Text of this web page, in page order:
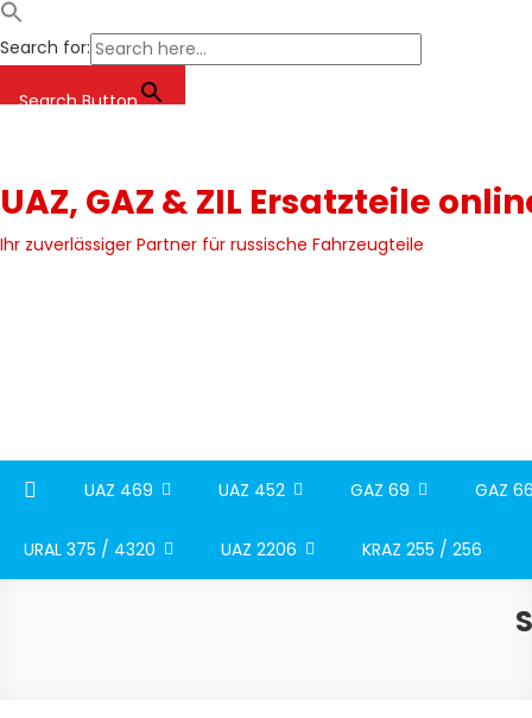
Search for:
Search Button
UAZ, GAZ & ZIL Ersatzteile
Ihr zuverlässiger Partner für russische Fahrzeugteile
UAZ 469 UAZ 452 GAZ 69 GAZ
URAL 375 / 4320 UAZ 2206 KRAZ 255 / 256